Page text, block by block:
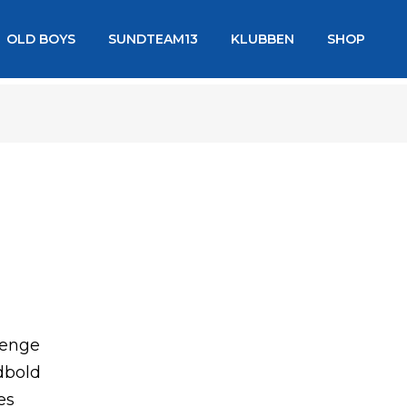
OLD BOYS SUNDTEAM13 KLUBBEN SHOP